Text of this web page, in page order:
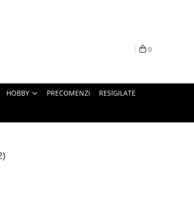
0
HOBBY PRECOMENZI RESIGILATE